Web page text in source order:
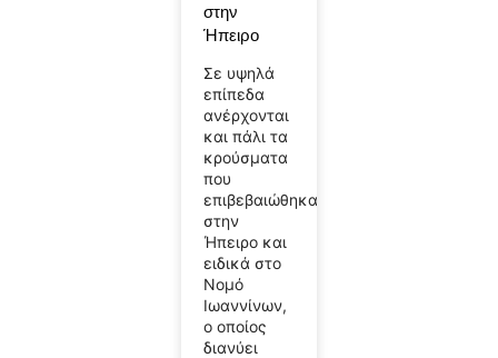
στην
Ήπειρο
Σε υψηλά
επίπεδα
ανέρχονται
και πάλι τα
κρούσματα
που
επιβεβαιώθηκαν
στην
Ήπειρο και
ειδικά στο
Νομό
Ιωαννίνων,
ο οποίος
διανύει